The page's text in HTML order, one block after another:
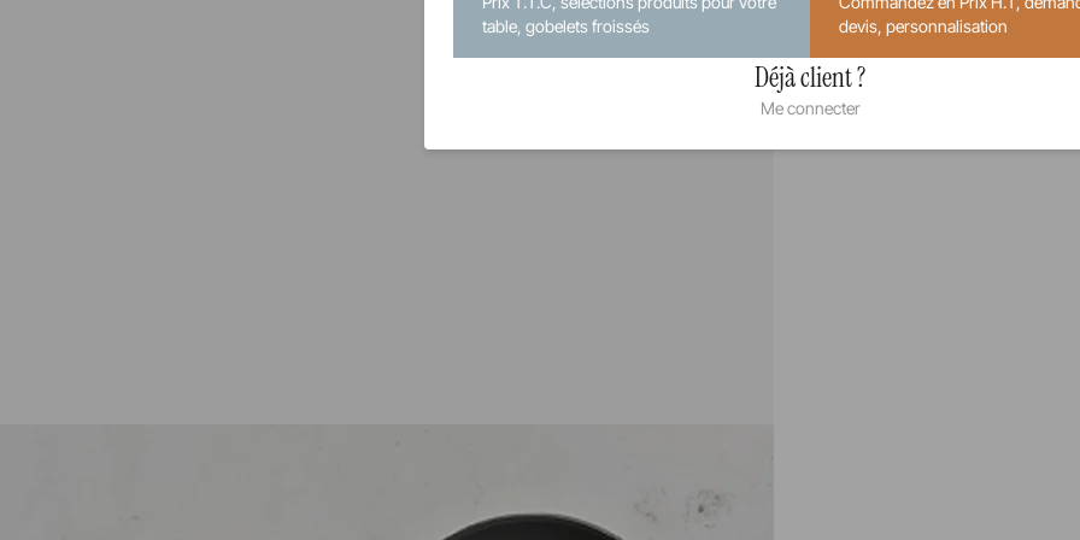
table, gobelets froissés
devis, personnalisation
Déjà client ?
Me connecter